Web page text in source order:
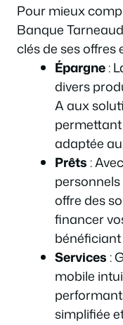
Pour mieux
Banque
clés de ses offres
Épargne:
divers
A aux
adaptée
Prêts :
offre des
financer
Services :
mobile
simplifiée